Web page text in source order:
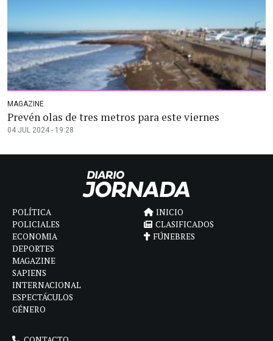
MAGAZINE
Prevén olas de tres metros para este viernes
04 JUL 2024 - 19:28
POLÍTICA
POLICIALES
ECONOMIA
DEPORTES
MAGAZINE
SAPIENS
INTERNACIONAL
ESPECTÁCULOS
GÉNERO
INICIO
CLASIFICADOS
FÚNEBRES